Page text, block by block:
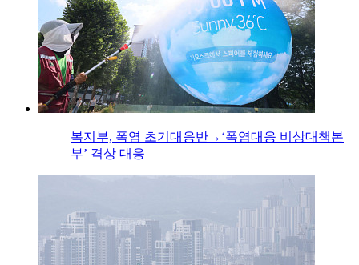
복지부, 폭염 초기대응반→‘폭염대응 비상대책본
부’ 격상 대응